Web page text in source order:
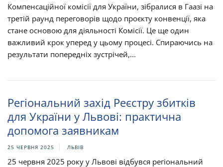
Компенсаційної комісії для України, зібралися в Гаазі на
третій раунд переговорів щодо проєкту конвенції, яка
стане основою для діяльності Комісії. Це ще один
важливий крок уперед у цьому процесі. Спираючись на
результати попередніх зустрічей,...
Регіональний захід Реєстру збитків
для України у Львові: практична
допомога заявникам
25 ЧЕРВНЯ 2025 ЛЬВІВ
25 червня 2025 року у Львові відбувся регіональний